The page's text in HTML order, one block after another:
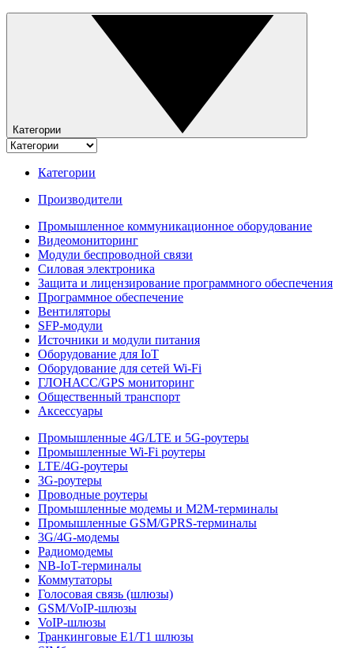
Категории
Категории
Производители
Промышленное коммуникационное оборудование
Видеомониторинг
Модули беспроводной связи
Силовая электроника
Защита и лицензирование программного обеспечения
Программное обеспечение
Вентиляторы
SFP-модули
Источники и модули питания
Оборудование для IoT
Оборудование для сетей Wi-Fi
ГЛОНАСС/GPS мониторинг
Общественный транспорт
Аксессуары
Промышленные 4G/LTE и 5G-роутеры
Промышленные Wi-Fi роутеры
LTE/4G-роутеры
3G-роутеры
Проводные роутеры
Промышленные модемы и M2M-терминалы
Промышленные GSM/GPRS-терминалы
3G/4G-модемы
Радиомодемы
NB-IoT-терминалы
Коммутаторы
Голосовая связь (шлюзы)
GSM/VoIP-шлюзы
VoIP-шлюзы
Транкинговые E1/T1 шлюзы